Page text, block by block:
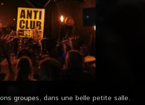
groupes, dans une belle petite salle.